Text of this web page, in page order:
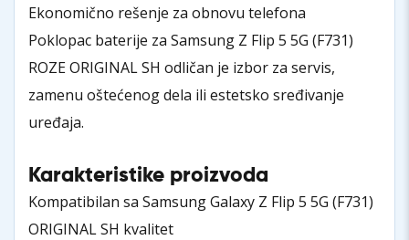
Ekonomično rešenje za obnovu telefona
Poklopac baterije za Samsung Z Flip 5 5G (F731)
ROZE ORIGINAL SH odličan je izbor za servis,
zamenu oštećenog dela ili estetsko sređivanje
uređaja.
Karakteristike proizvoda
Kompatibilan sa Samsung Galaxy Z Flip 5 5G (F731)
ORIGINAL SH kvalitet